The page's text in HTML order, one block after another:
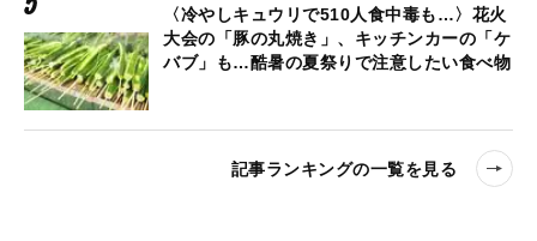
〈冷やしキュウリで510人食中毒も…〉花火
大会の「豚の丸焼き」、キッチンカーの「ケ
バブ」も…酷暑の夏祭りで注意したい食べ物
記事ランキングの一覧を見る